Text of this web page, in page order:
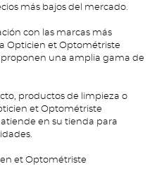
más bajos del mercado.
con las marcas más
Opticien et Optométriste
proponen una amplia gama de
productos de limpieza o
et Optométriste
atiende en su tienda para
et Optométriste